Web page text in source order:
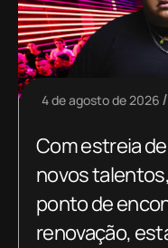
4 de agosto de 2026
Com estreia
novos
ponto de
renovação,